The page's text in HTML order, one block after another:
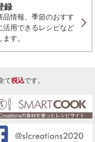
録
情報、季節のおすす
用できるレシピなど
す。
て税込です。